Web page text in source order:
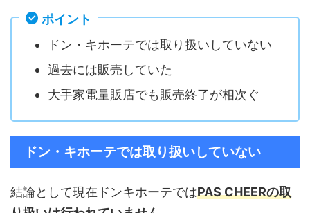
ポイント
ドン・キホーテでは取り扱いしていない
過去には販売していた
大手家電量販店でも販売終了が相次ぐ
ドン・キホーテでは取り扱いしていない
結論として現在ドンキホーテではPAS CHEERの取